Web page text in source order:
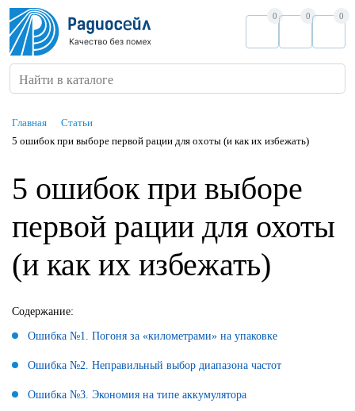
Найти в каталоге
0 0 0
Главная
Статьи
5 ошибок при выборе первой рации для охоты (и как их избежать)
5 ошибок при выборе
первой рации для охоты
(и как их избежать)
Содержание:
Ошибка №1. Погоня за «километрами» на упаковке
Ошибка №2. Неправильный выбор диапазона частот
Ошибка №3. Экономия на типе аккумулятора